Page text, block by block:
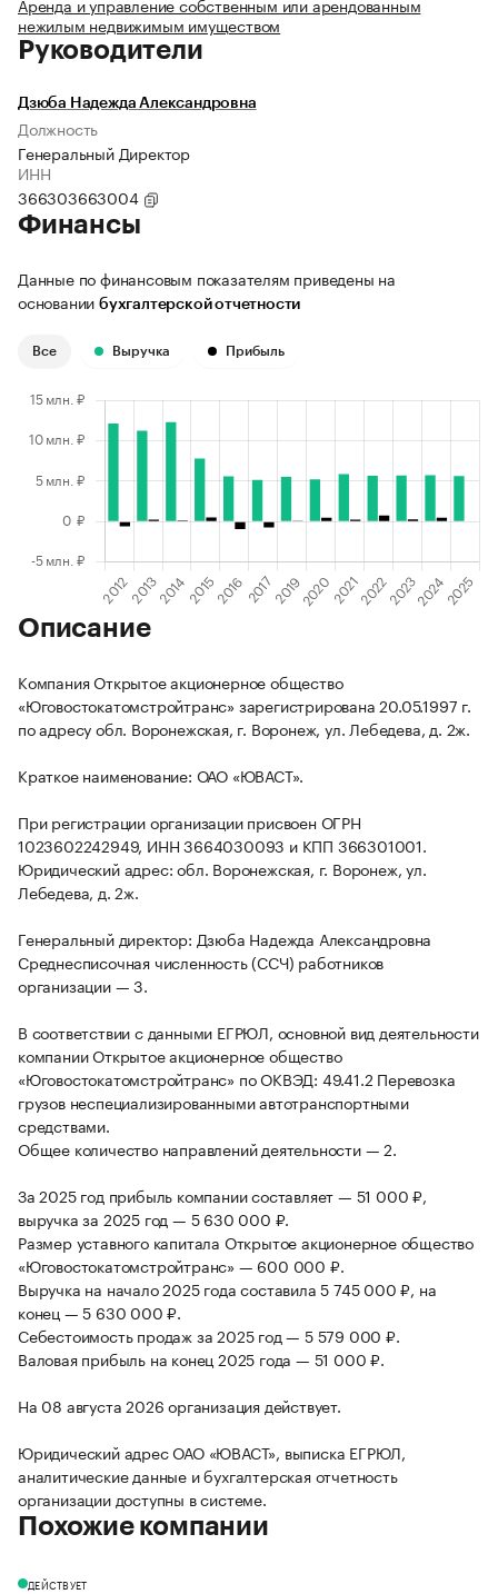
Аренда и управление собственным или арендованным
нежилым недвижимым имуществом
Руководители
Дзюба Надежда Александровна
Должность
Генеральный Директор
ИНН
366303663004
Финансы
Данные по финансовым показателям приведены на
основании бухгалтерской отчетности
Все Выручка Прибыль
Описание
Компания Открытое акционерное общество
«Юговостокатомстройтранс» зарегистрирована 20.05.1997 г.
по адресу обл. Воронежская, г. Воронеж, ул. Лебедева, д. 2ж.
Краткое наименование: ОАО «ЮВАСТ».
При регистрации организации присвоен ОГРН
1023602242949, ИНН 3664030093 и КПП 366301001.
Юридический адрес: обл. Воронежская, г. Воронеж, ул.
Лебедева, д. 2ж.
Генеральный директор: Дзюба Надежда Александровна
Среднесписочная численность (ССЧ) работников
организации — 3.
В соответствии с данными ЕГРЮЛ, основной вид деятельности
компании Открытое акционерное общество
«Юговостокатомстройтранс» по ОКВЭД: 49.41.2 Перевозка
грузов неспециализированными автотранспортными
средствами.
Общее количество направлений деятельности — 2.
За 2025 год прибыль компании составляет — 51 000 ₽,
выручка за 2025 год — 5 630 000 ₽.
Размер уставного капитала Открытое акционерное общество
«Юговостокатомстройтранс» — 600 000 ₽.
Выручка на начало 2025 года составила 5 745 000 ₽, на
конец — 5 630 000 ₽.
Себестоимость продаж за 2025 год — 5 579 000 ₽.
Валовая прибыль на конец 2025 года — 51 000 ₽.
На 08 августа 2026 организация действует.
Юридический адрес ОАО «ЮВАСТ», выписка ЕГРЮЛ,
аналитические данные и бухгалтерская отчетность
организации доступны в системе.
Похожие компании
ДЕЙСТВУЕТ